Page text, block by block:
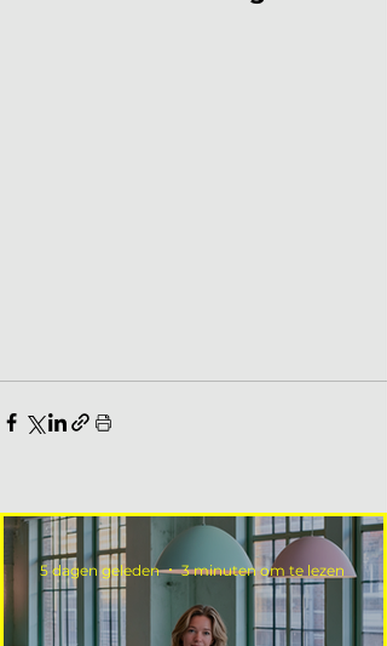
5 dagen geleden 3 minuten om te lezen